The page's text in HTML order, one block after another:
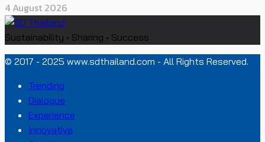
4 August 2026
Sustainability • Sharing • Success
© 2017 - 2025 www.sdthailand.com - All Rights Reserved.
Trending
Dialogue
Experience
Innovative